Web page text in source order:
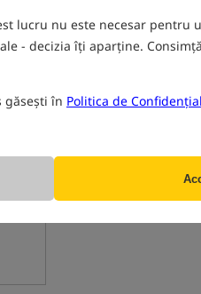
lucru nu este necesar pentru
- decizia îți aparține.
găsești în Politica de